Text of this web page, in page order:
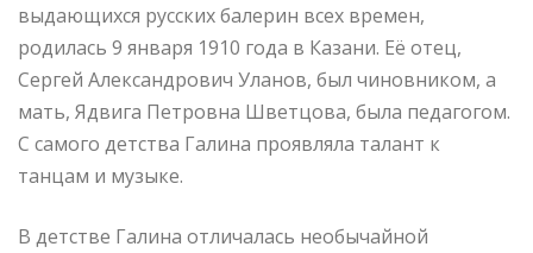
выдающихся русских балерин всех времен,
родилась 9 января 1910 года в Казани. Её отец,
Сергей Александрович Уланов, был чиновником, а
мать, Ядвига Петровна Шветцова, была педагогом.
С самого детства Галина проявляла талант к
танцам и музыке.
В детстве Галина отличалась необычайной